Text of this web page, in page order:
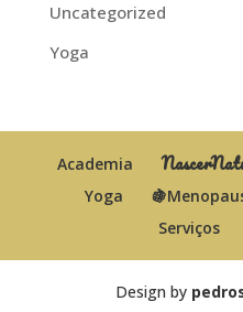
Uncategorized
Yoga
Academia
Yoga
Serviços
Design by